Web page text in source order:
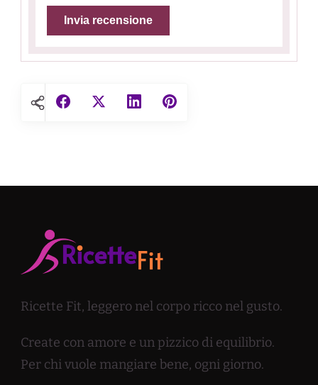
Ricette Fit, leggero nel corpo ricco nel gusto.
Create con amore e un pizzico di equilibrio.
Per chi vuole mangiare bene, ogni giorno.